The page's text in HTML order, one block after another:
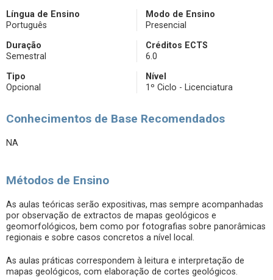
Língua de Ensino
Português
Modo de Ensino
Presencial
Duração
Semestral
Créditos ECTS
6.0
Tipo
Opcional
Nível
1º Ciclo - Licenciatura
Conhecimentos de Base Recomendados
NA
Métodos de Ensino
As aulas teóricas serão expositivas, mas sempre acompanhadas
por observação de extractos de mapas geológicos e
geomorfológicos, bem como por fotografias sobre panorâmicas
regionais e sobre casos concretos a nível local.
As aulas práticas correspondem à leitura e interpretação de
mapas geológicos, com elaboração de cortes geológicos.